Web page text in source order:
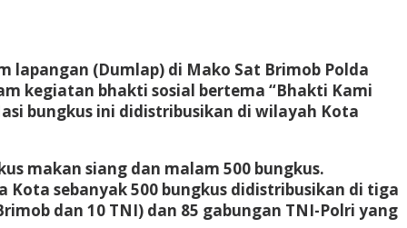
lapangan (Dumlap) di Mako Sat Brimob Polda
kegiatan bhakti sosial bertema “Bhakti Kami
bungkus ini didistribusikan di wilayah Kota
makan siang dan malam 500 bungkus.
Kota sebanyak 500 bungkus didistribusikan di tiga
dan 10 TNI) dan 85 gabungan TNI-Polri yang